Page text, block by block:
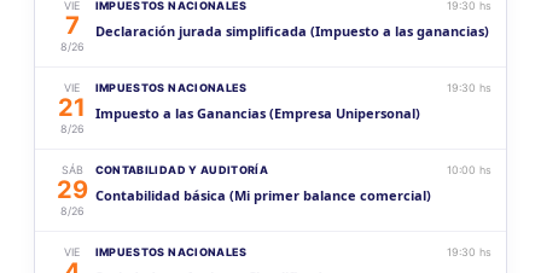
VIE
7
8/26
IMPUESTOS NACIONALES 19:30 hs
Declaración jurada simplificada (Impuesto a las ganancias)
VIE
21
8/26
IMPUESTOS NACIONALES 19:30 hs
Impuesto a las Ganancias (Empresa Unipersonal)
SÁB
29
8/26
CONTABILIDAD Y AUDITORÍA 10:00 hs
Contabilidad básica (Mi primer balance comercial)
VIE IMPUESTOS NACIONALES 19:30 hs